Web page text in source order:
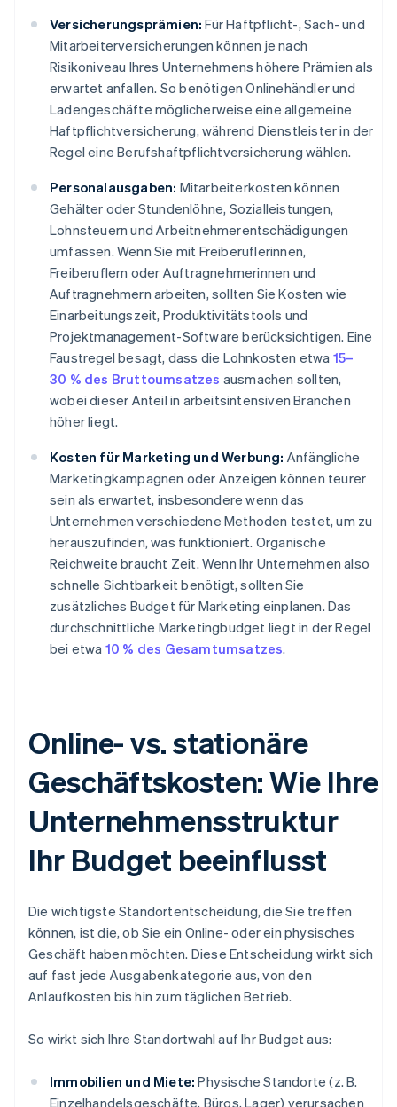
Versicherungsprämien: Für Haftpflicht-, Sach- und
Mitarbeiterversicherungen können je nach
Risikoniveau Ihres Unternehmens höhere Prämien als
erwartet anfallen. So benötigen Onlinehändler und
Ladengeschäfte möglicherweise eine allgemeine
Haftpflichtversicherung, während Dienstleister in der
Regel eine Berufshaftpflichtversicherung wählen.
Personalausgaben: Mitarbeiterkosten können
Gehälter oder Stundenlöhne, Sozialleistungen,
Lohnsteuern und Arbeitnehmerentschädigungen
umfassen. Wenn Sie mit Freiberuflerinnen,
Freiberuflern oder Auftragnehmerinnen und
Auftragnehmern arbeiten, sollten Sie Kosten wie
Einarbeitungszeit, Produktivitätstools und
Projektmanagement-Software berücksichtigen. Eine
Faustregel besagt, dass die Lohnkosten etwa 15–
30 % des Bruttoumsatzes ausmachen sollten,
wobei dieser Anteil in arbeitsintensiven Branchen
höher liegt.
Kosten für Marketing und Werbung: Anfängliche
Marketingkampagnen oder Anzeigen können teurer
sein als erwartet, insbesondere wenn das
Unternehmen verschiedene Methoden testet, um zu
herauszufinden, was funktioniert. Organische
Reichweite braucht Zeit. Wenn Ihr Unternehmen also
schnelle Sichtbarkeit benötigt, sollten Sie
zusätzliches Budget für Marketing einplanen. Das
durchschnittliche Marketingbudget liegt in der Regel
bei etwa 10 % des Gesamtumsatzes.
Online- vs. stationäre
Geschäftskosten: Wie Ihre
Unternehmensstruktur
Ihr Budget beeinflusst
Die wichtigste Standortentscheidung, die Sie treffen
können, ist die, ob Sie ein Online- oder ein physisches
Geschäft haben möchten. Diese Entscheidung wirkt sich
auf fast jede Ausgabenkategorie aus, von den
Anlaufkosten bis hin zum täglichen Betrieb.
So wirkt sich Ihre Standortwahl auf Ihr Budget aus:
Immobilien und Miete: Physische Standorte (z. B.
Einzelhandelsgeschäfte, Büros, Lager) verursachen